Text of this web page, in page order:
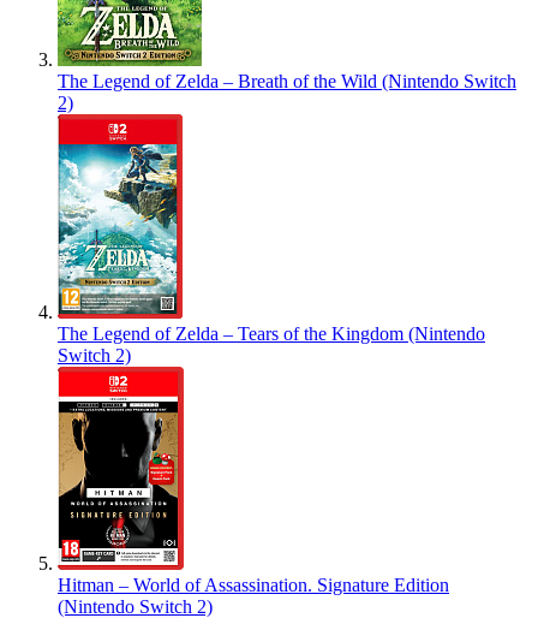
The Legend of Zelda – Breath of the Wild (Nintendo Switch
2)
The Legend of Zelda – Tears of the Kingdom (Nintendo
Switch 2)
Hitman – World of Assassination. Signature Edition
(Nintendo Switch 2)